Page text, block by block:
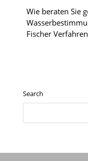
Wie beraten Sie
Fischer
Search